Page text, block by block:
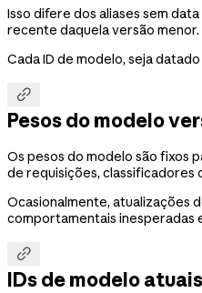
Isso difere dos aliases sem
recente daquela versão menor.
Cada ID de modelo, seja

Pesos do modelo
Os pesos do modelo são fixos
de requisições, classificadores
Ocasionalmente, atualizações
comportamentais inesperadas

IDs de modelo atuais